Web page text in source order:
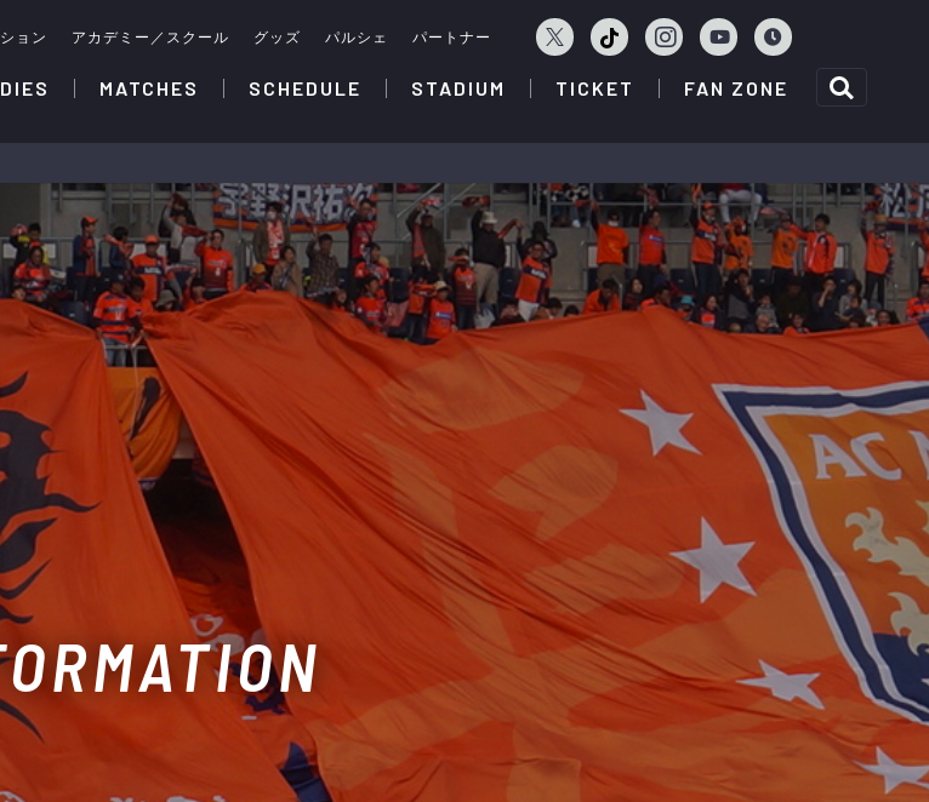
ョン アカデミー／スクール グッズ パルシェ パートナー
MATCHES SCHEDULE STADIUM TICKET FAN ZONE